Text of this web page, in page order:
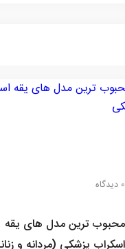
0 دیدگاه
محبوب ترین مدل های یقه
اسکراب پزشکی (مردانه و